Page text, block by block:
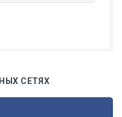
СЕТЯХ